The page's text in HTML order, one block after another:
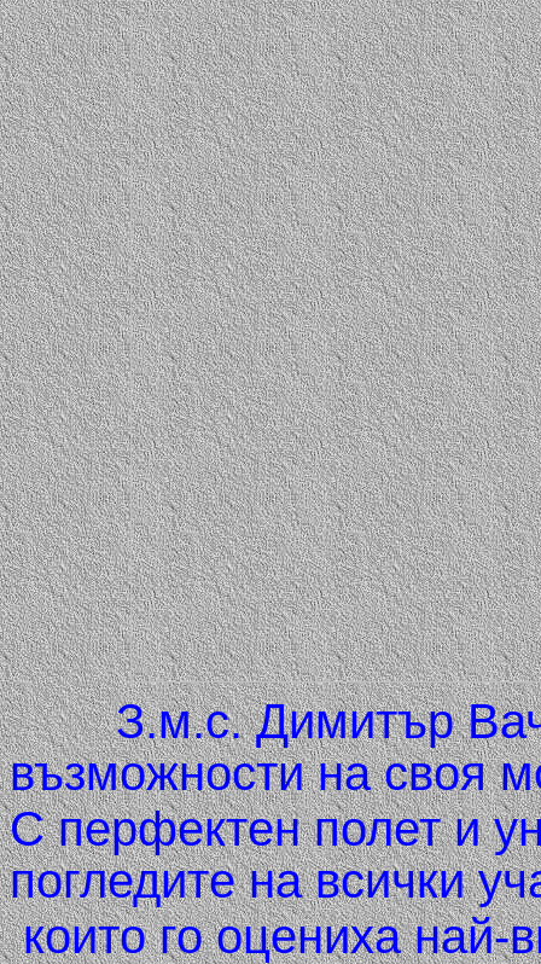
З.м.с. Димитър
възможности на
С перфектен полет и
погледите на всички
които го оцениха най-